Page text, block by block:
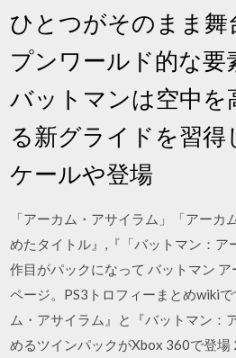
ひとつがそのまま舞
プンワールド的な要
バットマンは空中を
る新グライドを習得
ケールや登場
「アーカム・アサイラム」「アーカ
めたタイトル』,『「バットマン：ア
作目がパックになって バットマン
ページ。PS3トロフィーまとめwiki
ム・アサイラム』と『バットマン：
めるツインパックがXbox 360で登